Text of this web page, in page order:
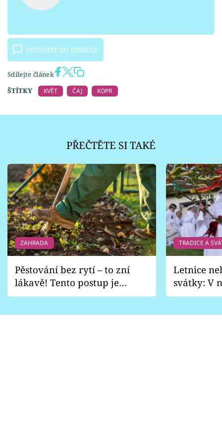
VSTOUPIT DO DISKUZE
Sdílejte článek
ŠTÍTKY
KVĚT ČAJ KOPR
PŘEČTĚTE SI TAKÉ
ZAHRADA
Pěstování bez rytí – to zní
lákavě! Tento postup je
vhodný jen pro některé
TRADICE A
Letnice
svátky: V
pondělí